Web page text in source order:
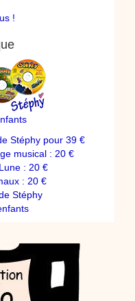
!
Stéphy pour 39 €
musical : 20 €
: 20 €
: 20 €
Stéphy